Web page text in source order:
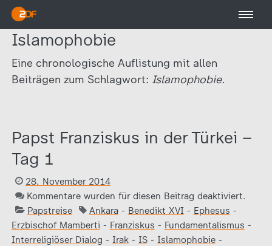
Islamophobie
Eine chronologische Auflistung mit allen
Beiträgen zum Schlagwort: Islamophobie.
Papst Franziskus in der Türkei –
Tag 1
28. November 2014
Kommentare wurden für diesen Beitrag deaktiviert.
Papstreise
Ankara- Benedikt XVI - Ephesus -
Erzbischof Mamberti - Franziskus - Fundamentalismus -
Interreligiöser Dialog - Irak- IS- Islamophobie-